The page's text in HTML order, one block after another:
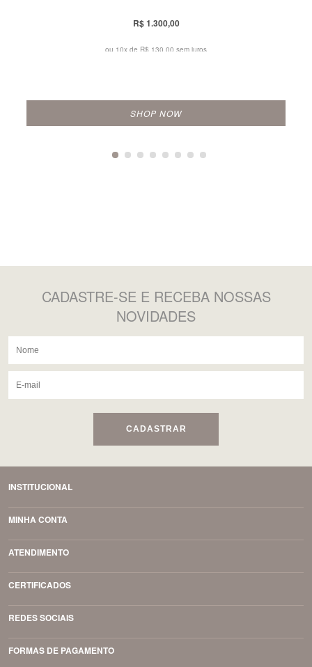
R$ 1.300,00
ou 10x de R$ 130,00 sem juros
SHOP NOW
CADASTRE-SE E RECEBA NOSSAS
NOVIDADES
CADASTRAR
INSTITUCIONAL
MINHA CONTA
ATENDIMENTO
CERTIFICADOS
REDES SOCIAIS
FORMAS DE PAGAMENTO